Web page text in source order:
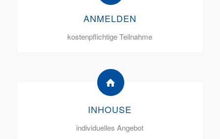
ANMELDEN
kostenpflichtige Teilnahme
INHOUSE
individuelles Angebot